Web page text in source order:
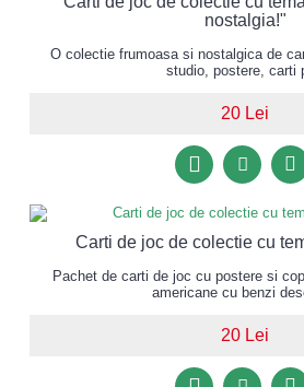
nostalgia!"
O colectie frumoasa si nostalgica de
studio, postere, carti
20 Lei
Carti de joc de colectie cu
Pachet de carti de joc cu postere si
americane cu benzi
20 Lei